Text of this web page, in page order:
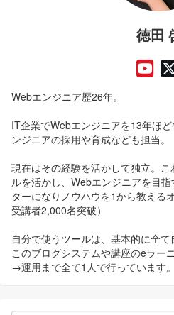
徳田
Webエンジニア歴26年。
IT企業でWebエンジニアを13年ほ
ンジニアの採用や育成なども担当。
現在はその経験を活かして独立。
ルを活かし、Webエンジニアを目
ターになりノウハウを1から教える
受講者2,000名突破）
自分で使うツールは、基本的に全て
このブログシステムや講座のeラ
→運用まで全て1人で行っています。